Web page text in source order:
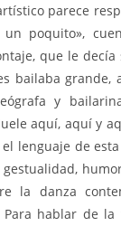
parece
un poquito»,
que le
bailaba grande,
y
aquí, aquí y
lenguaje de
la danza
Para hablar de